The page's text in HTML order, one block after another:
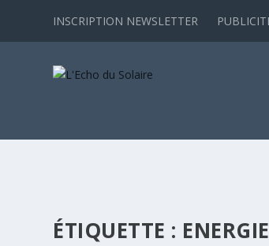
INSCRIPTION NEWSLETTER
ÉTIQUETTE :